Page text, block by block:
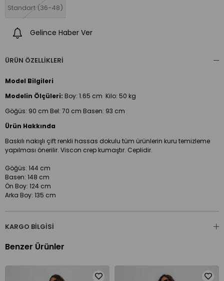
Standart (36-48)
Gelince Haber Ver
ÜRÜN ÖZELLIKLERI
Model Bilgileri
Modelin Ölçüleri: Boy: 1.65 cm Kilo: 50 kg
Göğüs: 90 cm Bel: 70 cm Basen: 93 cm
Ürün Hakkında
Baskılı nakışlı çift renkli hassas dokulu tüm ürünlerin kuru temizleme
yapılması önerilir. Viscon crep kumaştır. Ceplidir.
Göğüs: 144 cm
Basen: 148 cm
Ön Boy: 124 cm
Arka Boy: 135 cm
KARGO BILGISI
Benzer Ürünler